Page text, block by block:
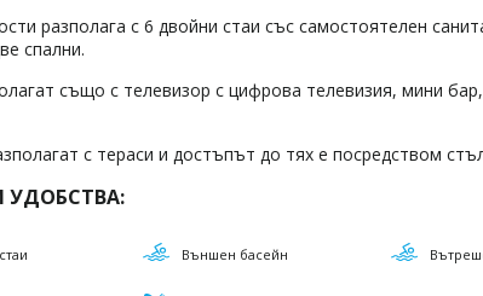
разполага с 6 двойни стаи със самостоятелен
спални.
също с телевизор с цифрова телевизия, мини
с тераси и достъпът до тях е посредством
УДОБСТВА:
Външен басейн